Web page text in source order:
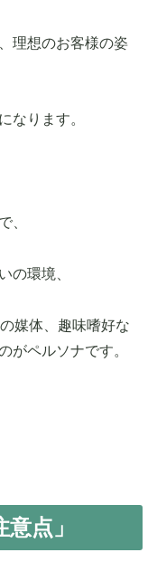
理想のお客様の姿
なります。
、
の環境、
媒体、趣味嗜好な
がペルソナです。
点」